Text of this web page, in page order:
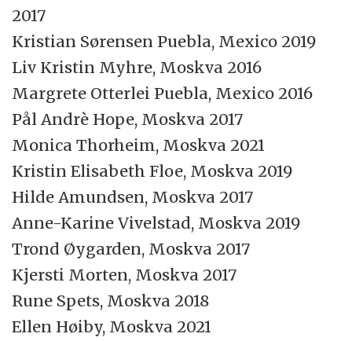
2017
Kristian Sørensen Puebla, Mexico 2019
Liv Kristin Myhre, Moskva 2016
Margrete Otterlei Puebla, Mexico 2016
Pål Andrè Hope, Moskva 2017
Monica Thorheim, Moskva 2021
Kristin Elisabeth Floe, Moskva 2019
Hilde Amundsen, Moskva 2017
Anne-Karine Vivelstad, Moskva 2019
Trond Øygarden, Moskva 2017
Kjersti Morten, Moskva 2017
Rune Spets, Moskva 2018
Ellen Høiby, Moskva 2021